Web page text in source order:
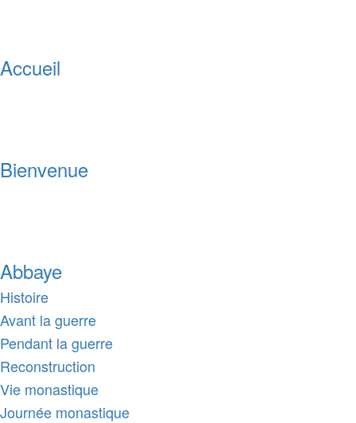
Accueil
Bienvenue
Abbaye
Histoire
Avant la guerre
Pendant la guerre
Reconstruction
Vie monastique
Journée monastique